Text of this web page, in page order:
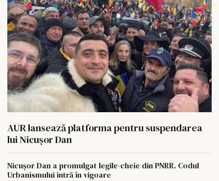
AUR lansează platforma pentru suspendarea
lui Nicușor Dan
Nicușor Dan a promulgat legile-cheie din PNRR. Codul
Urbanismului intră în vigoare